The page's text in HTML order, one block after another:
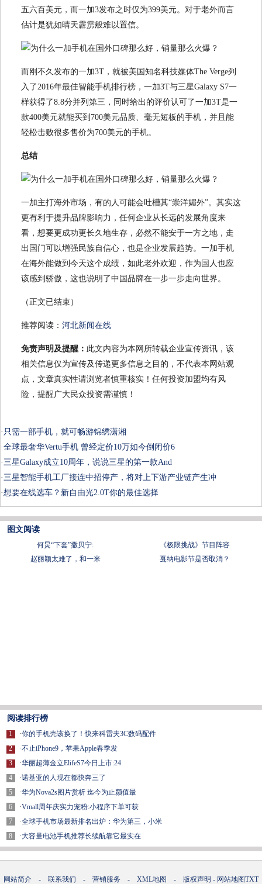
五六百美元，而一加3发布之时仅为399美元。对于老外而言
估计是犹如晴天霹雳般难以置信。
而刚不久发布的一加3T，就被美国知名科技媒体The Verge列
入了2016年最佳智能手机排行榜，一加3T与三星Galaxy S7一
样获得了8.8分并列第三，同时给出的评价认可了一加3T是一
款400美元就能买到700美元品质、毫无短板的手机，并且能
轻松击败很多售价为700美元的手机。
总结
一加主打海外市场，有的人可能会吐槽其“崇洋媚外”。其实这
更有利于提升品牌影响力，任何企业从长远的发展角度来
看，想要更成功更长久地生存，必然不能安于一方之地，走
出国门可以增强民族自信心，也是企业发展趋势。一加手机
在海外能做到今天这个成绩，如此老外欢迎，作为国人也应
该感到骄傲，这也说明了中国品牌在一步一步走向世界。
（正文已结束）
推荐阅读： 河北新闻在线
免责声明及提醒： 此文内容为本网所转载企业宣传资讯，该
相关信息仅为宣传及传递更多信息之目的，不代表本网站观
点，文章真实性请浏览者慎重核实！任何投资加盟均有风
险，提醒广大民众投资需谨慎！
· 只需一部手机，就可畅游锦绣潇湘
·全球最奢华Vertu手机 曾经定价10万如今倒闭价6
·三星Galaxy成立10周年，说说三星的第一款And
·三星智能手机工厂接连中招停产，将对上下游产业链产生冲
·想要在线选车？新自由光2.0T你的最佳选择
图文阅读
何炅“下套”撒贝宁:
《极限挑战》节目阵容
赵丽颖太难了，和一米
戛纳电影节是否取消？
阅读排行榜
1
2
3
4
5
6
7
8
·你的手机壳该换了！快来科雷夫3C数码配件
·不止iPhone9，苹果Apple春季发
·华丽超薄金立ElifeS7今日上市:24
·诺基亚的人现在都快奔三了
·华为Nova2s图片赏析 迄今为止颜值最
·Vmall周年庆实力宠粉:小程序下单可获
·全球手机市场最新排名出炉：华为第三，小米
·大容量电池手机推荐长续航靠它最实在
网站简介 - 联系我们 - 营销服务 - XML地图 - 版权声明 - 网站地图TXT